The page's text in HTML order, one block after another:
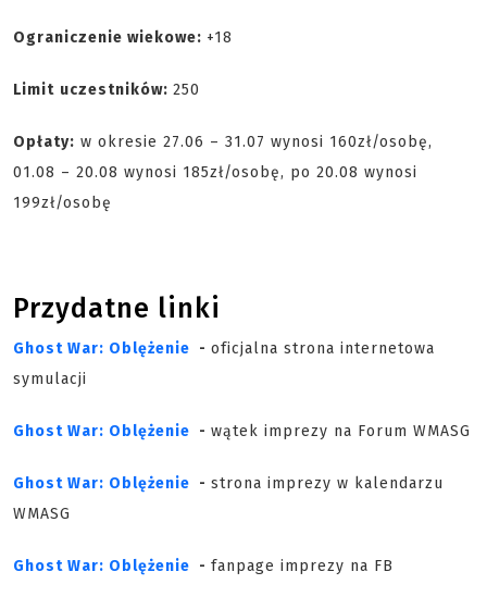
Ograniczenie wiekowe: +18
Limit uczestników: 250
Opłaty: w okresie 27.06 – 31.07 wynosi 160zł/osobę,
01.08 – 20.08 wynosi 185zł/osobę, po 20.08 wynosi
199zł/osobę
Przydatne linki
Ghost War: Oblężenie - oficjalna strona internetowa
symulacji
Ghost War: Oblężenie - wątek imprezy na Forum WMASG
Ghost War: Oblężenie - strona imprezy w kalendarzu
WMASG
Ghost War: Oblężenie - fanpage imprezy na FB